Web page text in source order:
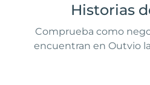
Historias
Comprueba como
encuentran en Outvio